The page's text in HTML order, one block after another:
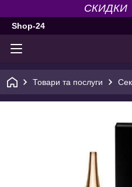
СКИДКИ
Shop-24
Товари та послуги